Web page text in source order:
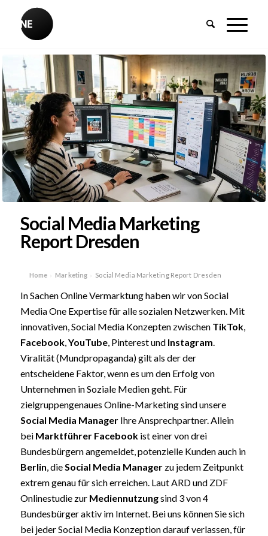
Social Media Marketing
Report Dresden
Home › Marketing › Social Media Marketing Report Dresden
In Sachen Online Vermarktung haben wir von Social
Media One Expertise für alle sozialen Netzwerken. Mit
innovativen, Social Media Konzepten zwischen TikTok,
Facebook,YouTube, Pinterest und Instagram.
Viralität (Mundpropaganda) gilt als der der
entscheidene Faktor, wenn es um den Erfolg von
Unternehmen in Soziale Medien geht. Für
zielgruppengenaues Online-Marketing sind unsere
Social Media ManagerIhre Ansprechpartner. Allein
bei Marktführer Facebookist einer von drei
Bundesbürgern angemeldet, potenzielle Kunden auch in
Berlin, dieSocial Media Managerzu jedem Zeitpunkt
extrem genau für sich erreichen. Laut ARD und ZDF
Onlinestudie zur Mediennutzungsind 3 von 4
Bundesbürger aktiv im Internet. Bei uns können Sie sich
bei jeder Social Media Konzeption darauf verlassen, für